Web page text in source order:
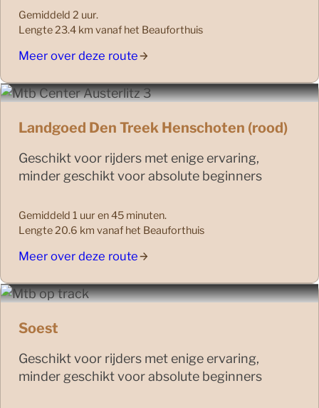
Gemiddeld 2 uur.
Lengte 23.4 km vanaf het Beauforthuis
Meer over deze route
Landgoed Den Treek Henschoten (rood)
Geschikt voor rijders met enige ervaring,
minder geschikt voor absolute beginners
Gemiddeld 1 uur en 45 minuten.
Lengte 20.6 km vanaf het Beauforthuis
Meer over deze route
Soest
Geschikt voor rijders met enige ervaring,
minder geschikt voor absolute beginners